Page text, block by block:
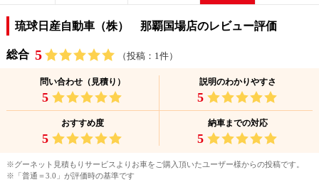
琉球日産自動車（株） 那覇国場店のレビュー評価
総合 5 （投稿：1件）
問い合わせ（見積り）
5
説明のわかりやすさ
5
おすすめ度
5
納車までの対応
5
※グーネット見積もりサービスよりお車をご購入頂いたユーザー様からの投稿です。
※「普通＝3.0」が評価時の基準です